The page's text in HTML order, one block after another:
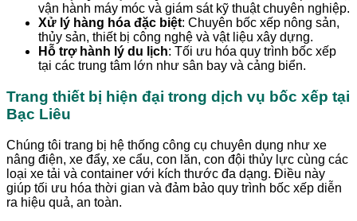
vận hành máy móc và giám sát kỹ thuật chuyên nghiệp.
Xử lý hàng hóa đặc biệt: Chuyên bốc xếp nông sản,
thủy sản, thiết bị công nghệ và vật liệu xây dựng.
Hỗ trợ hành lý du lịch: Tối ưu hóa quy trình bốc xếp
tại các trung tâm lớn như sân bay và cảng biển.
Trang thiết bị hiện đại trong dịch vụ bốc xếp tại
Bạc Liêu
Chúng tôi trang bị hệ thống công cụ chuyên dụng như xe
nâng điện, xe đẩy, xe cẩu, con lăn, con đội thủy lực cùng các
loại xe tải và container với kích thước đa dạng. Điều này
giúp tối ưu hóa thời gian và đảm bảo quy trình bốc xếp diễn
ra hiệu quả, an toàn.